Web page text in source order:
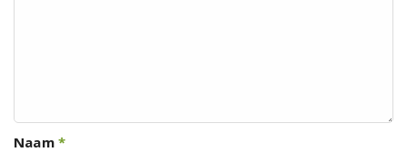
Naam *